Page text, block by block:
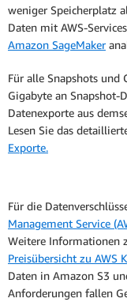
weniger Speicherplatz
Daten mit AWS-
Amazon SageMaker
Für alle Snapshots
Gigabyte an Snapshot-
Datenexporte aus
Lesen Sie das
Exporte.
Für die
Management Service
Weitere Informationen
Preisübersicht zu AWS
Daten in Amazon S3
Anforderungen fallen